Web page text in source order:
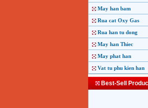
May han bam
Rua cat Oxy Gas
Rua han tu dong
May han Thiec
May phat han
Vat tu phu kien han
Best-Sell